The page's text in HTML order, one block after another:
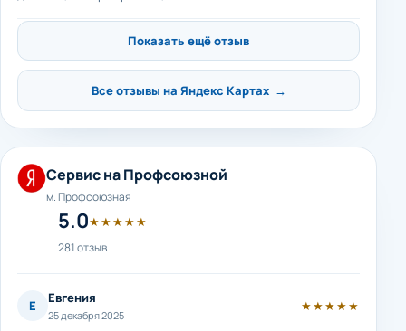
Показать ещё отзыв
Все отзывы на Яндекс Картах →
Сервис на Профсоюзной
м. Профсоюзная
5.0★★★★★
281 отзыв
Е Евгения
25 декабря 2025
★★★★★